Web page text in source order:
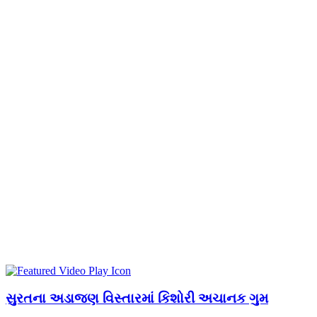
સુરતના અડાજણ વિસ્તારમાં કિશોરી અચાનક ગુમ